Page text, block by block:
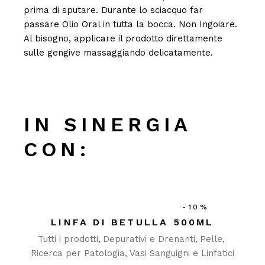
prima di sputare. Durante lo sciacquo far
passare Olio Oral in tutta la bocca. Non Ingoiare.
Al bisogno, applicare il prodotto direttamente
sulle gengive massaggiando delicatamente.
IN SINERGIA
CON:
-10%
LINFA DI BETULLA 500ML
Tutti i prodotti Depurativi e Drenanti Pelle
Ricerca per Patologia Vasi Sanguigni e Linfatici